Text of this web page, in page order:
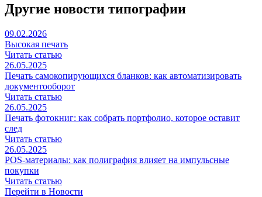
Другие новости типографии
09.02.2026
Высокая печать
Читать статью
26.05.2025
Печать самокопирующихся бланков: как автоматизировать
документооборот
Читать статью
26.05.2025
Печать фотокниг: как собрать портфолио, которое оставит
след
Читать статью
26.05.2025
POS-материалы: как полиграфия влияет на импульсные
покупки
Читать статью
Перейти в Новости